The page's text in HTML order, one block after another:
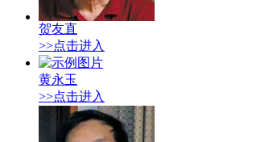
贺友直
>>点击进入
黄永玉
>>点击进入